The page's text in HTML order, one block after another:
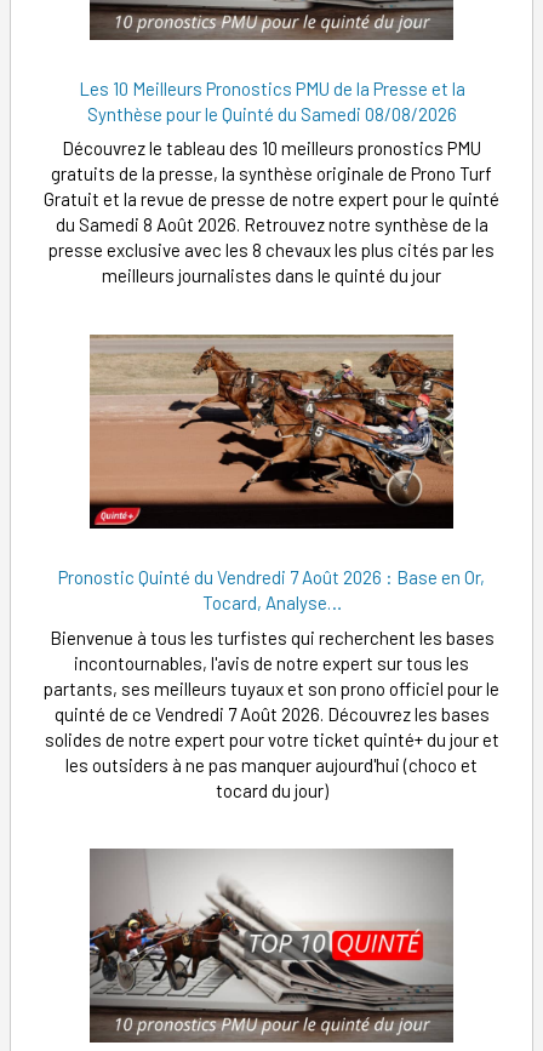
Les 10 Meilleurs Pronostics PMU de la Presse et la
Synthèse pour le Quinté du Samedi 08/08/2026
Découvrez le tableau des 10 meilleurs pronostics PMU
gratuits de la presse, la synthèse originale de Prono Turf
Gratuit et la revue de presse de notre expert pour le quinté
du Samedi 8 Août 2026. Retrouvez notre synthèse de la
presse exclusive avec les 8 chevaux les plus cités par les
meilleurs journalistes dans le quinté du jour
Pronostic Quinté du Vendredi 7 Août 2026 : Base en Or,
Tocard, Analyse…
Bienvenue à tous les turfistes qui recherchent les bases
incontournables, l'avis de notre expert sur tous les
partants, ses meilleurs tuyaux et son prono officiel pour le
quinté de ce Vendredi 7 Août 2026. Découvrez les bases
solides de notre expert pour votre ticket quinté+ du jour et
les outsiders à ne pas manquer aujourd'hui (choco et
tocard du jour)